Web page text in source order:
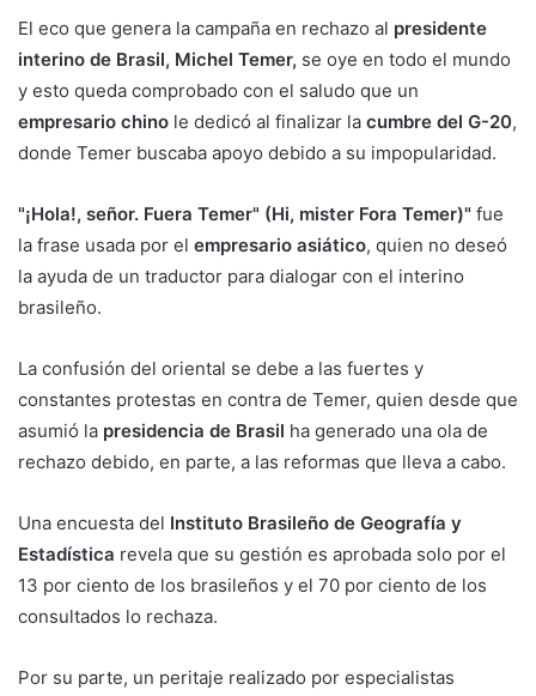
El eco que genera la campaña en rechazo al presidente
interino de Brasil, Michel Temer, se oye en todo el mundo
y esto queda comprobado con el saludo que un
empresario chino le dedicó al finalizar la cumbre del G-20,
donde Temer buscaba apoyo debido a su impopularidad.
"¡Hola!, señor. Fuera Temer" (Hi, mister Fora Temer)" fue
la frase usada por el empresario asiático, quien no deseó
la ayuda de un traductor para dialogar con el interino
brasileño.
La confusión del oriental se debe a las fuertes y
constantes protestas en contra de Temer, quien desde que
asumió la presidencia de Brasil ha generado una ola de
rechazo debido, en parte, a las reformas que lleva a cabo.
Una encuesta del Instituto Brasileño de Geografía y
Estadística revela que su gestión es aprobada solo por el
13 por ciento de los brasileños y el 70 por ciento de los
consultados lo rechaza.
Por su parte, un peritaje realizado por especialistas